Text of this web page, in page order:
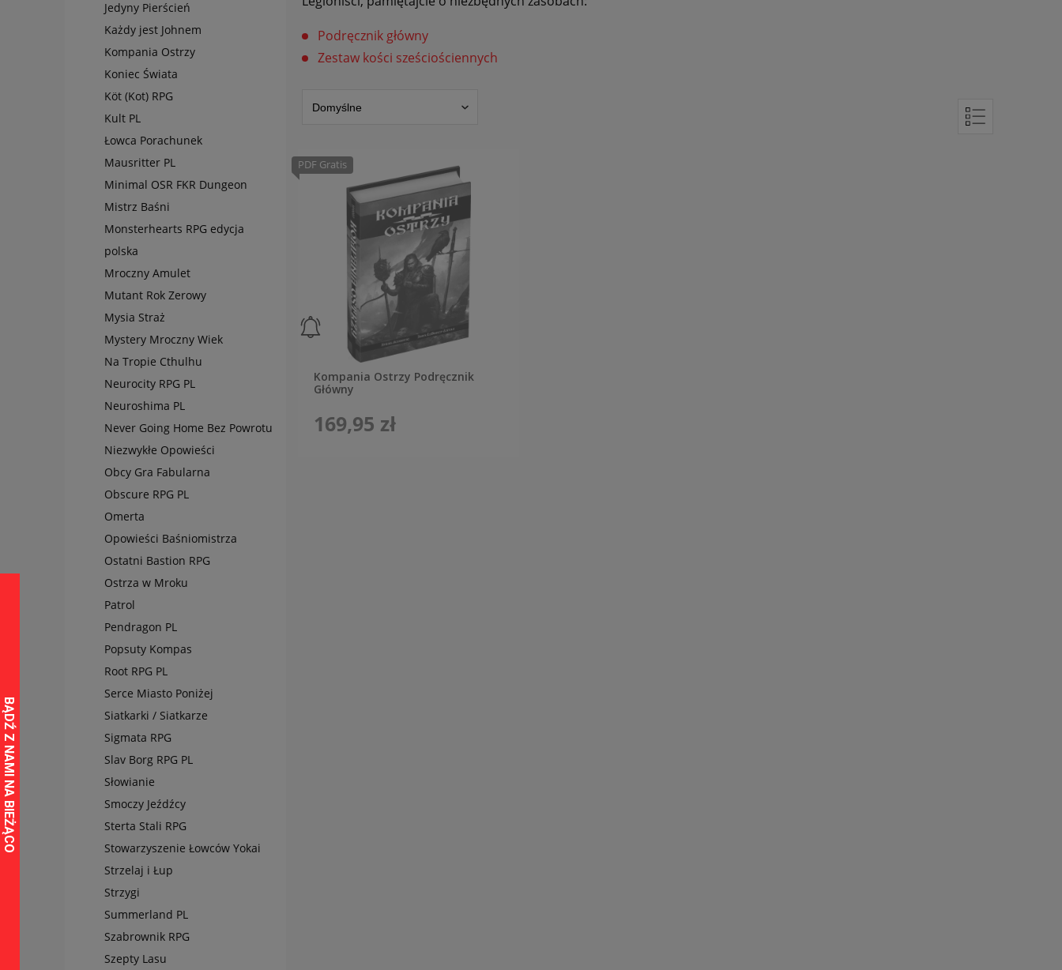
Jedyny Pierścień
Każdy jest Johnem
Kompania Ostrzy
Koniec Świata
Köt (Kot) RPG
Kult PL
Łowca Porachunek
Mausritter PL
Minimal OSR FKR Dungeon
Mistrz Baśni
Monsterhearts RPG edycja
polska
Mroczny Amulet
Mutant Rok Zerowy
Mysia Straż
Mystery Mroczny Wiek
Na Tropie Cthulhu
Neurocity RPG PL
Neuroshima PL
Never Going Home Bez Powrotu
Niezwykłe Opowieści
Obcy Gra Fabularna
Obscure RPG PL
Omerta
Opowieści Baśniomistrza
Ostatni Bastion RPG
Ostrza w Mroku
Patrol
Pendragon PL
Popsuty Kompas
Root RPG PL
Serce Miasto Poniżej
Siatkarki / Siatkarze
Sigmata RPG
Slav Borg RPG PL
Słowianie
Smoczy Jeźdźcy
Sterta Stali RPG
Stowarzyszenie Łowców Yokai
Strzelaj i Łup
Strzygi
Summerland PL
Szabrownik RPG
Szepty Lasu
Podręcznik główny
Zestaw kości sześciościennych
Kompania Ostrzy Podręcznik
Główny
169,95 zł
PDF Gratis